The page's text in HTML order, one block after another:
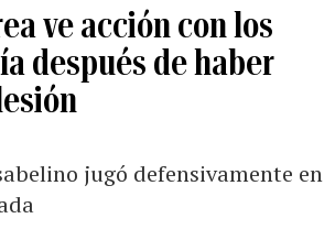
ve acción con los
después de haber
jugó defensivamente en